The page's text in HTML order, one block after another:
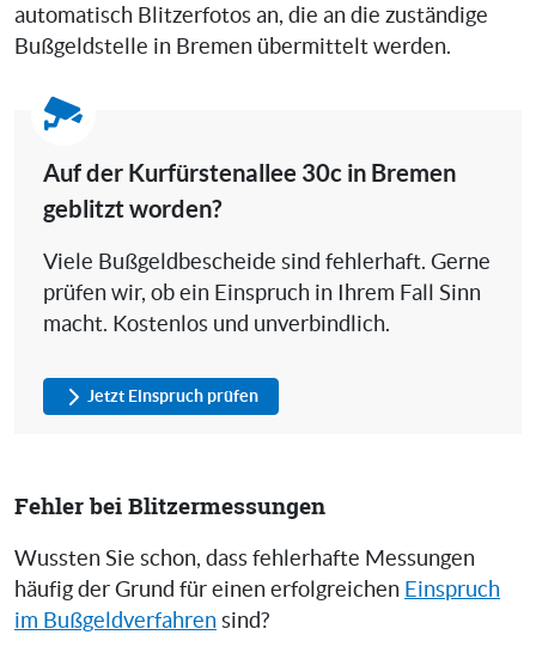
automatisch Blitzerfotos an, die an die zuständige
Bußgeldstelle in Bremen übermittelt werden.
Auf der Kurfürstenallee 30c in Bremen
geblitzt worden?
Viele Bußgeldbescheide sind fehlerhaft. Gerne
prüfen wir, ob ein Einspruch in Ihrem Fall Sinn
macht. Kostenlos und unverbindlich.
Jetzt Einspruch prüfen
Fehler bei Blitzermessungen
Wussten Sie schon, dass fehlerhafte Messungen
häufig der Grund für einen erfolgreichen Einspruch
im Bußgeldverfahren sind?